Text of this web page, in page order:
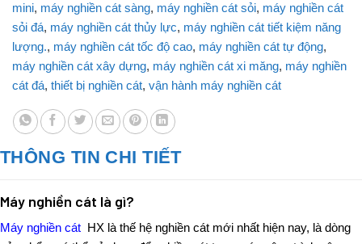
mini, máy nghiền cát sàng, máy nghiền cát sỏi, máy nghiền cát
sỏi đá, máy nghiền cát thủy lực, máy nghiền cát tiết kiệm năng
lượng., máy nghiền cát tốc độ cao, máy nghiền cát tự động,
máy nghiền cát xây dựng, máy nghiền cát xi măng, máy nghiền
cát đá, thiết bị nghiền cát, vận hành máy nghiền cát
THÔNG TIN CHI TIẾT
Máy nghiền cát là gì?
Máy nghiền cát HX là thế hệ nghiền cát mới nhất hiện nay, là dòng